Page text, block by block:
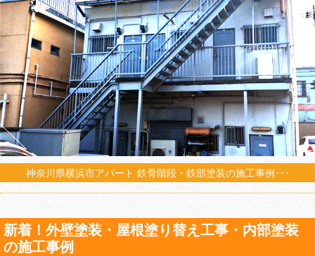
神奈川県横浜市アパート 鉄骨階段・鉄部塗装の施工事例･･･
新着！外壁塗装・屋根塗り替え工事・内部塗装
の施工事例